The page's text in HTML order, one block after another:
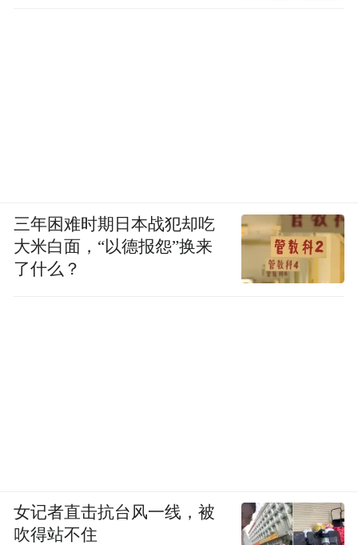
三年困难时期日本战犯却吃
大米白面，“以德报怨”换来
了什么？
女记者直击抗台风一线，被
吹得站不住